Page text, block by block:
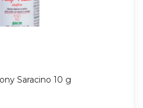
Saracino 10 g